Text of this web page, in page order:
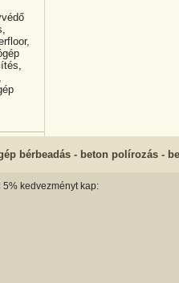
bérbeadás - beton polírozás -
kedvezményt kap: